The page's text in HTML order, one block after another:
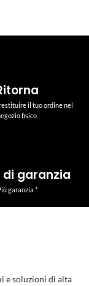
il tuo ordine nel
fisico
di garanzia
garanzia *
e soluzioni di alta